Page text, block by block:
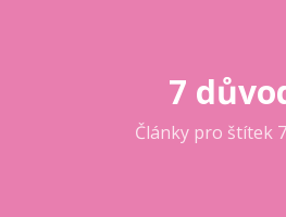
7
Články pro štítek